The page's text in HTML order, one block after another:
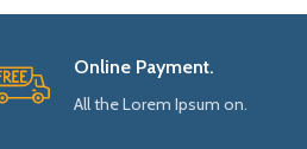
Online Payment.
All the Lorem Ipsum on.